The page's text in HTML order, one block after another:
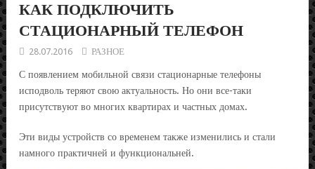
КАК ПОДКЛЮЧИТЬ
СТАЦИОНАРНЫЙ ТЕЛЕФОН
28.07.2016 РАЗНОЕ
С появлением мобильной связи стационарные телефоны
исподволь теряют свою актуальность. Но они все-таки
присутствуют во многих квартирах и частных домах.
Эти виды устройств со временем также изменились и стали
намного практичней и функциональней.